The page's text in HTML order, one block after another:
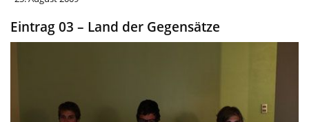
Eintrag 03 – Land der Gegensätze